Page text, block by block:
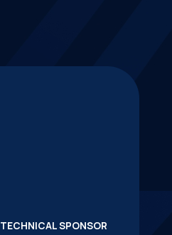
TECHNICAL SPONSOR